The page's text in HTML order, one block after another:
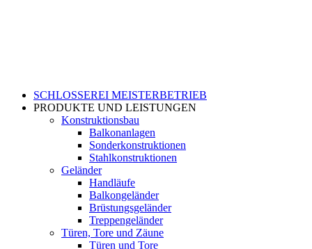
SCHLOSSEREI MEISTERBETRIEB
PRODUKTE UND LEISTUNGEN
Konstruktionsbau
Balkonanlagen
Sonderkonstruktionen
Stahlkonstruktionen
Geländer
Handläufe
Balkongeländer
Brüstungsgeländer
Treppengeländer
Türen, Tore und Zäune
Türen und Tore